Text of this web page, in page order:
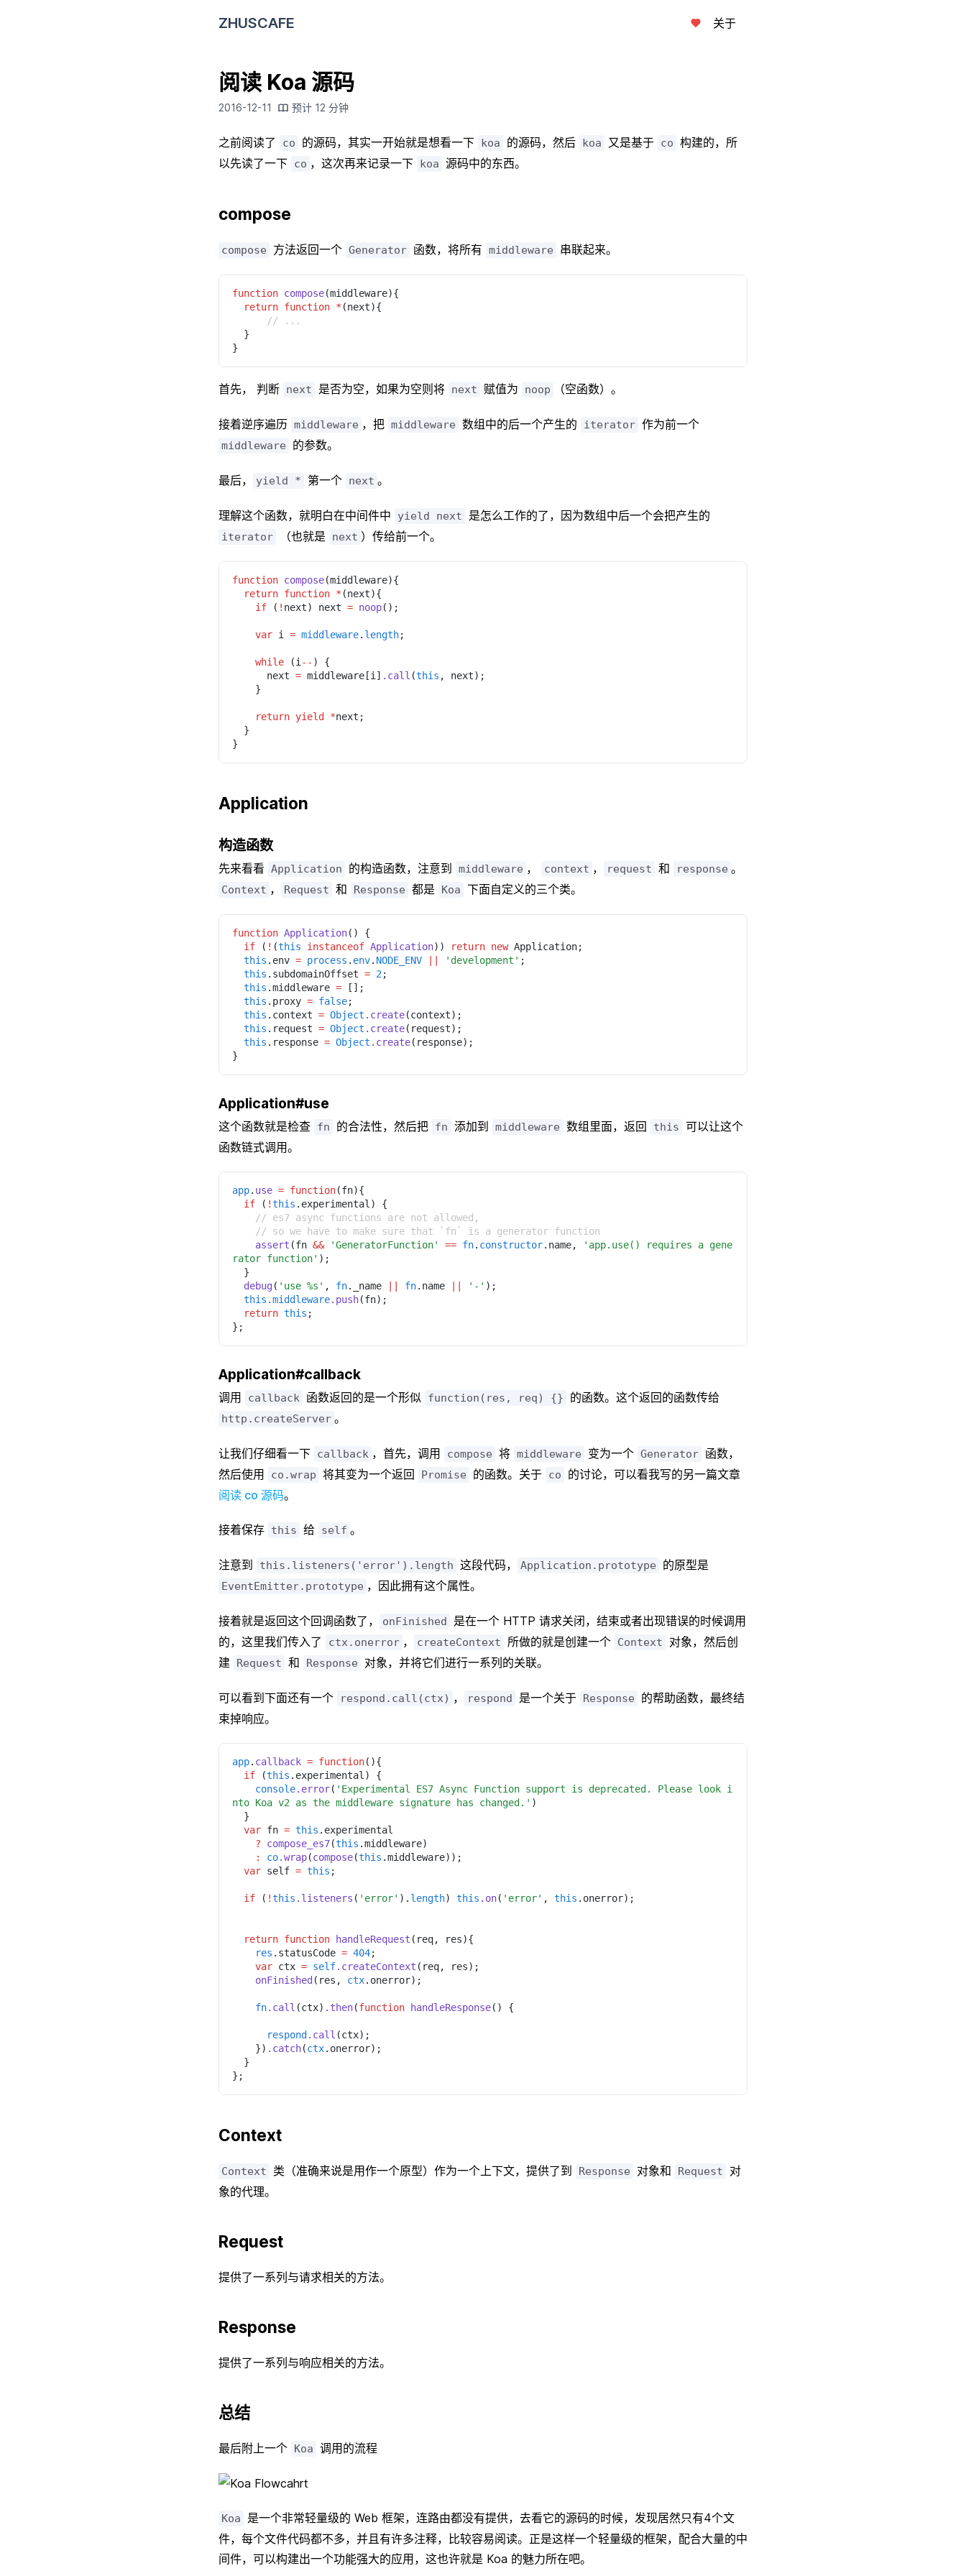
ZHUSCAFE 关于
阅读 Koa 源码
2016-12-11 预计 12 分钟
之前阅读了 co 的源码，其实一开始就是想看一下 koa 的源码，然后 koa 又是基于 co 构建的，所
以先读了一下 co ，这次再来记录一下 koa 源码中的东西。
compose
compose 方法返回一个 Generator 函数，将所有 middleware 串联起来。
function compose(middleware){
  return function *
(next){
      // ...
  }
}
首先， 判断 next 是否为空，如果为空则将 next 赋值为 noop （空函数）。
接着逆序遍历 middleware ，把 middleware 数组中的后一个产生的 iterator 作为前一个
middleware 的参数。
最后， yield * 第一个 next 。
理解这个函数，就明白在中间件中 yield next 是怎么工作的了，因为数组中后一个会把产生的
iterator （也就是 next ）传给前一个。
function compose(middleware){
  return function *
(next){
    if
( ! next) next = noop();
    var
i = middleware. length;
    while
(i -- ) {
      next
= middleware[i] .call (this ,
next);
    }
    return yield *
next;
  }
}
Application
构造函数
先来看看 Application 的构造函数，注意到 middleware ， context ， request 和 response 。
Context ， Request 和 Response 都是 Koa 下面自定义的三个类。
function Application() {
  if
( ! (this instanceof Application)) return new Application;
  this
.env = process . env. NODE_ENV 'development' ;
  this
.subdomainOffset = 2 ;
  this
.middleware = [];
  this
.proxy = false;
  this
.context = Object .create(context);
  this
.request = Object .create(request);
  this
.response = Object .create(response);
}
Application#use
这个函数就是检查 fn 的合法性，然后把 fn 添加到 middleware 数组里面，返回 this 可以让这个
函数链式调用。
app. use = function(fn){
  if
( !this .experimental) {
    // es7 async functions are not allowed,
    // so we have to make sure that `fn` is a generator function
    assert
(fn && 'GeneratorFunction' == fn. constructor.name,
'app.use() requires a gene
rator function' );
  }
  debug
( 'use %s' , fn._name fn.name '-' );
  this
.middleware.push(fn);
  return
this ;
};
Application#callback
调用 callback 函数返回的是一个形似 function(res, req) {} 的函数。这个返回的函数传给
http.createServer 。
让我们仔细看一下 callback ，首先，调用 compose 将 middleware 变为一个 Generator 函数，
然后使用
co.wrap 将其变为一个返回 Promise 的函数。关于 co
的讨论，可以看我写的另一篇文章
阅读 co 源码。
接着保存 this 给 self 。
注意到 this.listeners('error').length 这段代码， Application.prototype 的原型是
EventEmitter.prototype ，因此拥有这个属性。
接着就是返回这个回调函数了， onFinished
是在一个 HTTP 请求关闭，结束或者出现错误的时候调用
的，这里我们传入了
ctx.onerror ， createContext 所做的就是创建一个 Context
对象，然后创
建 Request 和 Response 对象，并将它们进行一系列的关联。
可以看到下面还有一个 respond.call(ctx) ， respond 是一个关于 Response
的帮助函数，最终结
束掉响应。
app. callback = function(){
  if
(this .experimental) {
    console
.error( 'Experimental ES7 Async Function support is deprecated. Please look i
nto Koa v2 as the middleware signature has changed.' )
  }
  var
fn = this .experimental
    ?
compose_es7(this .middleware)
    :
co.wrap(compose(this .middleware));
  var
self = this ;
  if
( !this .listeners ( 'error' ). length) this .on( 'error' , this .onerror);
  return function
handleRequest (req,
res){
    res
.statusCode = 404;
    var
ctx = self.createContext (req,
res);
    onFinished
(res , ctx.onerror);
    fn
.call (ctx) .then(function handleResponse() {
      respond
.call (ctx);
    })
.catch(ctx.onerror);
  }
};
Context
Context 类（准确来说是用作一个原型）作为一个上下文，提供了到 Response 对象和 Request
对
象的代理。
Request
提供了一系列与请求相关的方法。
Response
提供了一系列与响应相关的方法。
总结
最后附上一个 Koa 调用的流程
Koa
是一个非常轻量级的 Web 框架，连路由都没有提供，去看它的源码的时候，发现居然只有4个文
件，每个文件代码都不多，并且有许多注释，比较容易阅读。正是这样一个轻量级的框架，配合大量的中
间件，可以构建出一个功能强大的应用，这也许就是 Koa 的魅力所在吧。